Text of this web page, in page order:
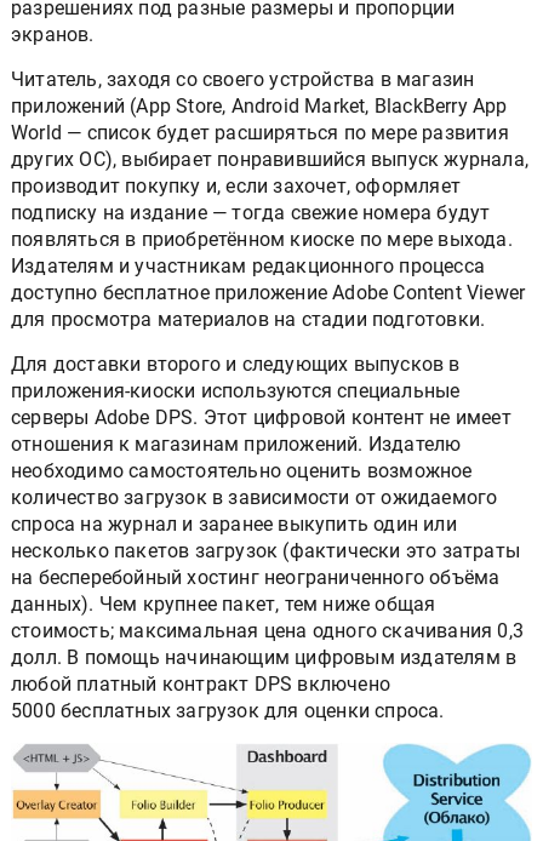
разрешениях под разные размеры и пропорции
экранов.
Читатель, заходя со своего устройства в магазин
приложений (App Store, Android Market, BlackBerry App
World — список будет расширяться по мере развития
других ОС), выбирает понравившийся выпуск журнала,
производит покупку и, если захочет, оформляет
подписку на издание — тогда свежие номера будут
появляться в приобретённом киоске по мере выхода.
Издателям и участникам редакционного процесса
доступно бесплатное приложение Adobe Content Viewer
для просмотра материалов на стадии подготовки.
Для доставки второго и следующих выпусков в
приложения-киоски используются специальные
серверы Adobe DPS. Этот цифровой контент не имеет
отношения к магазинам приложений. Издателю
необходимо самостоятельно оценить возможное
количество загрузок в зависимости от ожидаемого
спроса на журнал и заранее выкупить один или
несколько пакетов загрузок (фактически это затраты
на бесперебойный хостинг неограниченного объёма
данных). Чем крупнее пакет, тем ниже общая
стоимость; максимальная цена одного скачивания 0,3
долл. В помощь начинающим цифровым издателям в
любой платный контракт DPS включено
5000 бесплатных загрузок для оценки спроса.